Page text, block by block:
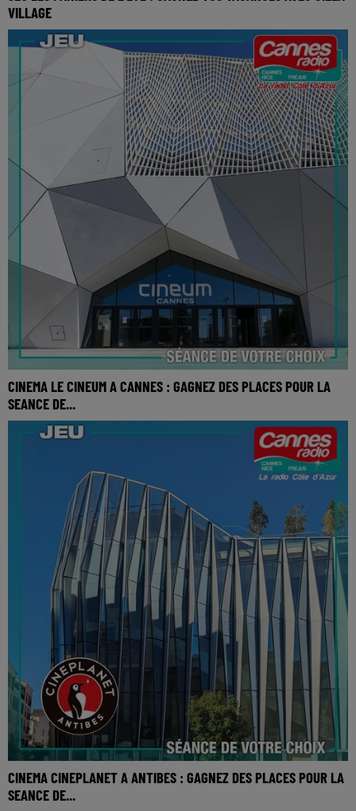
VILLAGE
CINEMA LE CINEUM A CANNES : GAGNEZ DES PLACES POUR LA
SEANCE DE...
CINEMA CINEPLANET A ANTIBES : GAGNEZ DES PLACES POUR LA
SEANCE DE...